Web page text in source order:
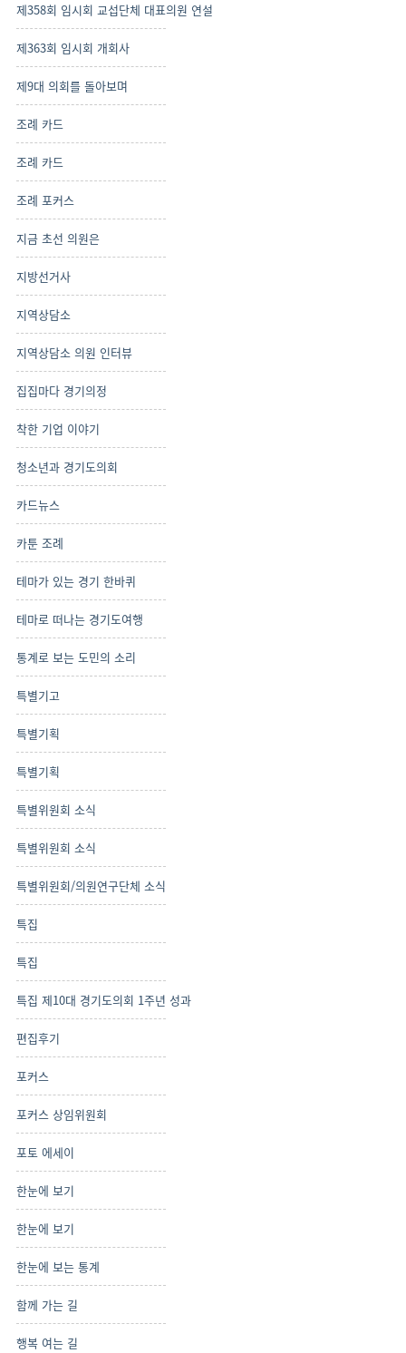
제358회 임시회 교섭단체 대표의원 연설
제363회 임시회 개회사
제9대 의회를 돌아보며
조례 카드
조례 카드
조례 포커스
지금 초선 의원은
지방선거사
지역상담소
지역상담소 의원 인터뷰
집집마다 경기의정
착한 기업 이야기
청소년과 경기도의회
카드뉴스
카툰 조례
테마가 있는 경기 한바퀴
테마로 떠나는 경기도여행
통계로 보는 도민의 소리
특별기고
특별기획
특별기획
특별위원회 소식
특별위원회 소식
특별위원회/의원연구단체 소식
특집
특집
특집 제10대 경기도의회 1주년 성과
편집후기
포커스
포커스 상임위원회
포토 에세이
한눈에 보기
한눈에 보기
한눈에 보는 통계
함께 가는 길
행복 여는 길